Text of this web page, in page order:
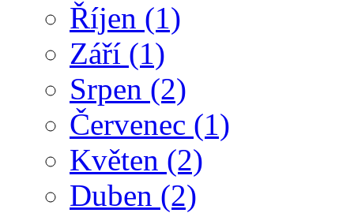
Říjen (1)
Září (1)
Srpen (2)
Červenec (1)
Květen (2)
Duben (2)